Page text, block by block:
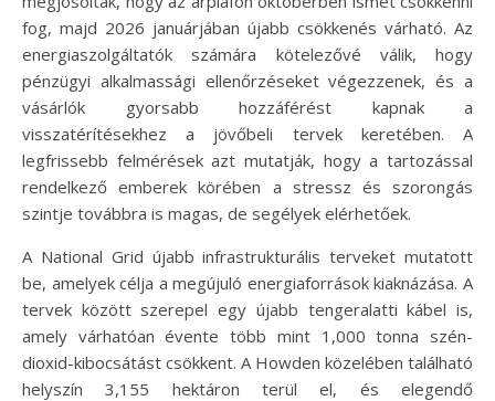
fog, majd 2026 januárjában újabb csökkenés várható. Az
energiaszolgáltatók számára kötelezővé válik, hogy
pénzügyi alkalmassági ellenőrzéseket végezzenek, és a
vásárlók gyorsabb hozzáférést kapnak a
visszatérítésekhez a jövőbeli tervek keretében. A
legfrissebb felmérések azt mutatják, hogy a tartozással
rendelkező emberek körében a stressz és szorongás
szintje továbbra is magas, de segélyek elérhetőek.
A National Grid újabb infrastrukturális terveket mutatott
be, amelyek célja a megújuló energiaforrások kiaknázása. A
tervek között szerepel egy újabb tengeralatti kábel is,
amely várhatóan évente több mint 1,000 tonna szén-
dioxid-kibocsátást csökkent. A Howden közelében található
helyszín 3,155 hektáron terül el, és elegendő